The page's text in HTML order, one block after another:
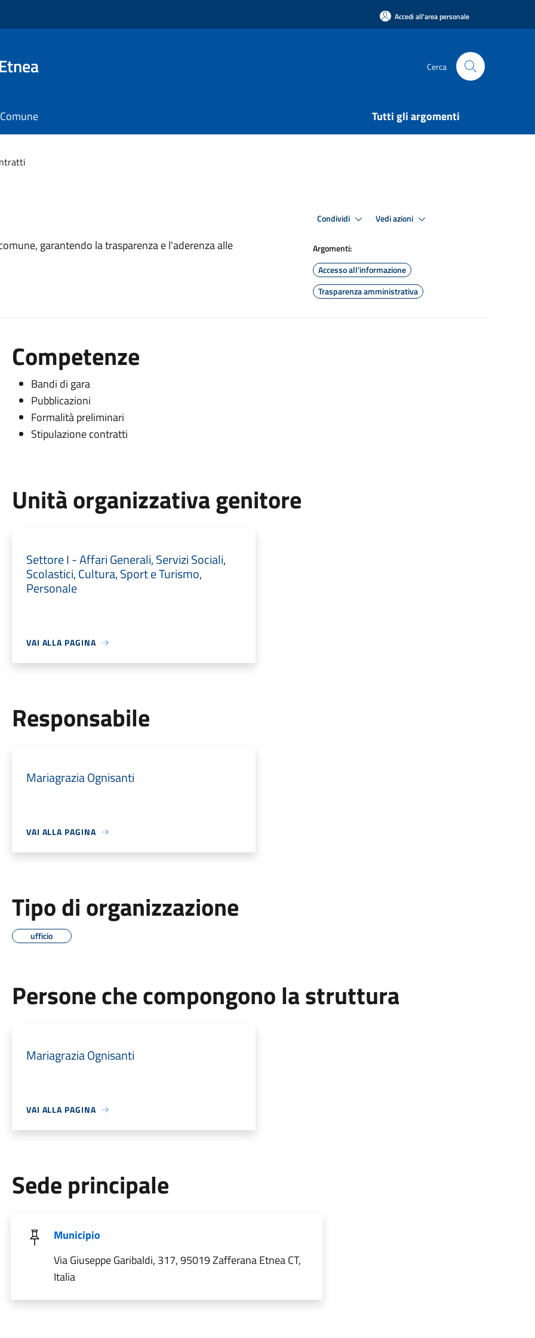
Accedi all'area personale
Cerca
Tutti gli argomenti
garantendo la trasparenza e l'aderenza alle
Condividi Vedi azioni
Argomenti:
Accesso all'informazione
Trasparenza amministrativa
Competenze
Bandi di gara
Pubblicazioni
Formalità preliminari
Stipulazione contratti
Unità organizzativa genitore
Settore I - Affari Generali, Servizi Sociali,
Scolastici, Cultura, Sport e Turismo,
Personale
VAI ALLA PAGINA
Responsabile
Mariagrazia Ognisanti
VAI ALLA PAGINA
Tipo di organizzazione
ufficio
Persone che compongono la struttura
Mariagrazia Ognisanti
VAI ALLA PAGINA
Sede principale
Municipio
Via Giuseppe Garibaldi, 317, 95019 Zafferana Etnea CT,
Italia